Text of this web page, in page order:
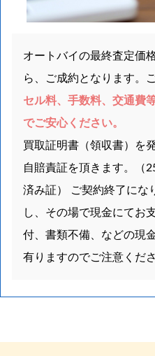
オートバイの最終査定価
ら、ご成約となります。
セル料、手数料、交通費
でご安心ください。
買取証明書（領収書）を
自賠責証を頂きます。（
済み証） ご契約終了にな
し、その場で現金にてお
付、書類不備、などの現
有りますのでご注意くださ